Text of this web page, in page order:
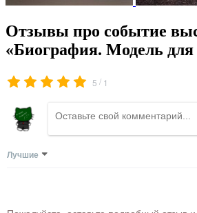
Отзывы про событие
«Биография. Модель для
5 / 1
Лучшие